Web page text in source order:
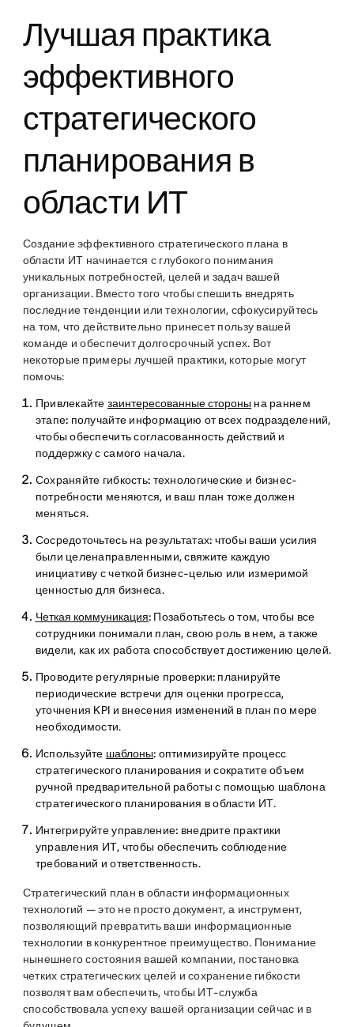
Лучшая практика
эффективного
стратегического
планирования в
области ИТ
Создание эффективного стратегического плана в
области ИТ начинается с глубокого понимания
уникальных потребностей, целей и задач вашей
организации. Вместо того чтобы спешить внедрять
последние тенденции или технологии, сфокусируйтесь
на том, что действительно принесет пользу вашей
команде и обеспечит долгосрочный успех. Вот
некоторые примеры лучшей практики, которые могут
помочь:
Привлекайтезаинтересованные стороны на раннем
этапе: получайте информацию от всех подразделений,
чтобы обеспечить согласованность действий и
поддержку с самого начала.
Сохраняйте гибкость: технологические и бизнес-
потребности меняются, и ваш план тоже должен
меняться.
Сосредоточьтесь на результатах: чтобы ваши усилия
были целенаправленными, свяжите каждую
инициативу с четкой бизнес-целью или измеримой
ценностью для бизнеса.
Четкая коммуникация:Позаботьтесь о том, чтобы все
сотрудники понимали план, свою роль в нем, а также
видели, как их работа способствует достижению целей.
Проводите регулярные проверки: планируйте
периодические встречи для оценки прогресса,
уточнения KPI и внесения изменений в план по мере
необходимости.
Используйте шаблоны: оптимизируйте процесс
стратегического планирования и сократите объем
ручной предварительной работы с помощью шаблона
стратегического планирования в области ИТ.
Интегрируйте управление: внедрите практики
управления ИТ, чтобы обеспечить соблюдение
требований и ответственность.
Стратегический план в области информационных
технологий — это не просто документ, а инструмент,
позволяющий превратить ваши информационные
технологии в конкурентное преимущество. Понимание
нынешнего состояния вашей компании, постановка
четких стратегических целей и сохранение гибкости
позволят вам обеспечить, чтобы ИТ-служба
способствовала успеху вашей организации сейчас и в